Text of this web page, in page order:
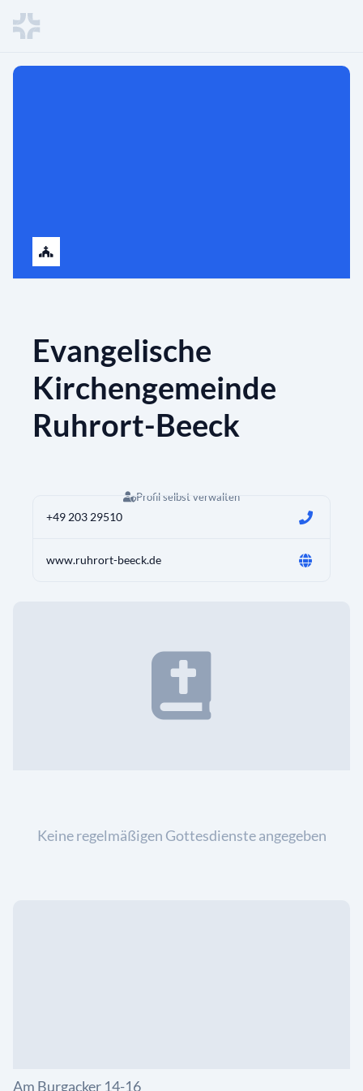
Evangelische
Kirchengemeinde
Ruhrort-Beeck
Profil selbst verwalten
+49 203 29510
www.ruhrort-beeck.de
Keine regelmäßigen Gottesdienste angegeben
Am Burgacker 14-16